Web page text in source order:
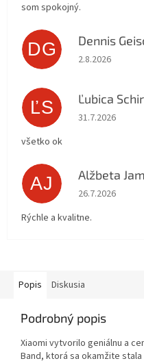
Popis Diskusia
Podrobný popis
Xiaomi vytvorilo geniálnu a
Band, ktorá sa okamžite
som spokojný.
DG Dennis
Hodnotenie
2.8.2026
ĽS Ľubica
Hodnotenie
31.7.2026
všetko ok
AJ Alžbeta
Hodnotenie
26.7.2026
Rýchle a kvalitne.